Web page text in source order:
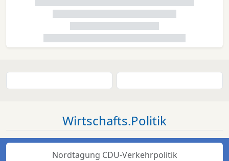
Wirtschafts.Politik
Nordtagung CDU-Verkehrpolitik